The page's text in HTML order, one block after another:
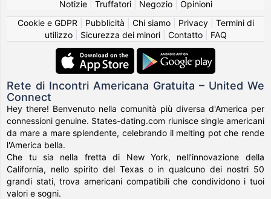
Notizie| Truffatori| Negozio| Opinioni
Cookie e GDPR
Pubblicità Chi siamo| Privacy| Termini di
utilizzo| Sicurezza dei minori| Contatto| FAQ
Rete di Incontri Americana Gratuita – United We
Connect
Hey there! Benvenuto nella comunità più diversa d'America per
connessioni genuine. States-dating.com riunisce single americani
da mare a mare splendente, celebrando il melting pot che rende
l'America bella.
Che tu sia nella fretta di New York, nell'innovazione della
California, nello spirito del Texas o in qualcuno dei nostri 50
grandi stati, trova americani compatibili che condividono i tuoi
valori e sogni.